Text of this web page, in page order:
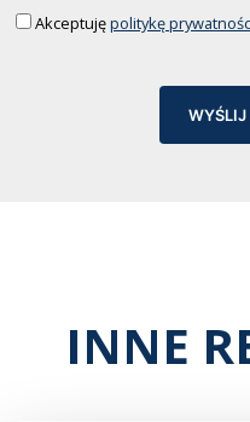
Akceptujępolitykę
WYŚLIJ
INNE